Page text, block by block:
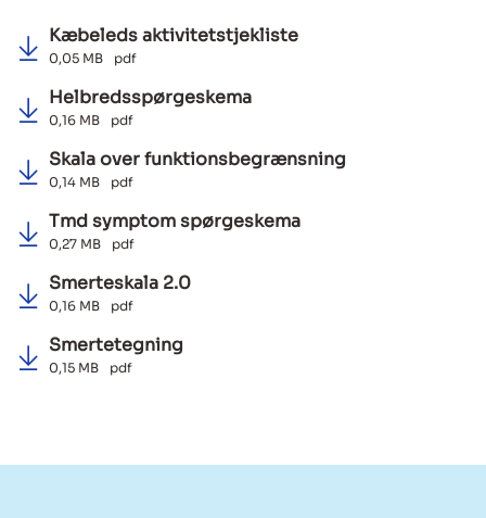
Kæbeleds aktivitetstjekliste
0,05 MB pdf
Helbredsspørgeskema
0,16 MB pdf
Skala over funktionsbegrænsning
0,14 MB pdf
Tmd symptom spørgeskema
0,27 MB pdf
Smerteskala 2.0
0,16 MB pdf
Smertetegning
0,15 MB pdf